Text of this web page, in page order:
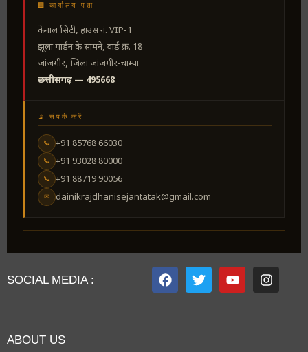
🏢 कार्यालय पता
केनाल सिटी, हाउस नं. VIP-1
झूला गार्डन के सामने, वार्ड क्र. 18
जांजगीर, जिला जांजगीर-चाम्पा
छत्तीसगढ़ — 495668
📡 संपर्क करें
📞 +91 85768 66030
📞 +91 93028 80000
📞 +91 88719 90056
✉ dainikrajdhanisejantatak@gmail.com
SOCIAL MEDIA :
ABOUT US